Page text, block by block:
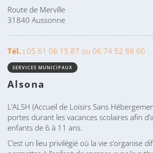
Route de Merville
31840 Aussonne
Tél. : 05 61 06 15 87 ou 06 74 52 86 60
SERVICES MUNICIPAUX
Alsona
L’ALSH (Accueil de Loisirs Sans
portes durant les vacances scolaires afin
enfants de 6 à 11 ans.
C’est un lieu privilégié où la vie s’organise